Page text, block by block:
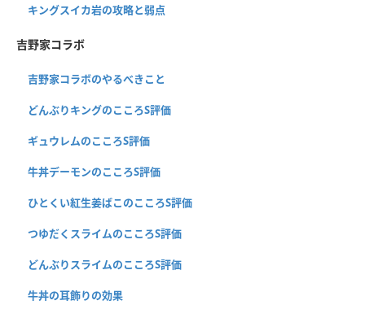
キングスイカ岩の攻略と弱点
吉野家コラボ
吉野家コラボのやるべきこと
どんぶりキングのこころS評価
ギュウレムのこころS評価
牛丼デーモンのこころS評価
ひとくい紅生姜ばこのこころS評価
つゆだくスライムのこころS評価
どんぶりスライムのこころS評価
牛丼の耳飾りの効果